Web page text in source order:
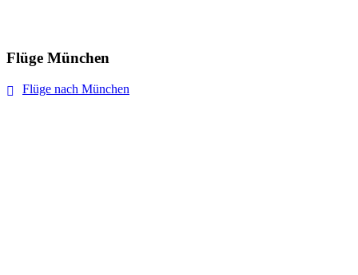
Flüge München
Flüge nach München